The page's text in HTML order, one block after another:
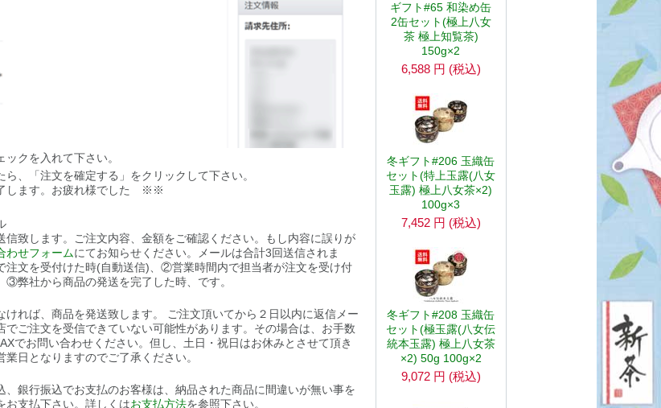
クを入れて下さい。
、「注文を確定する」をクリックして下さい。
ます。お疲れ様でした ※※
信致します。ご注文内容、金額をご確認ください。もし内容に誤りが
わせフォームにてお知らせください。メールは合計3回送信されま
文を受付けた時(自動送信)、②営業時間内で担当者が注文を受け付
③弊社から商品の発送を完了した時、です。
ければ、商品を発送致します。 ご注文頂いてから２日以内に返信メー
でご注文を受信できていない可能性があります。その場合は、お手数
でお問い合わせください。但し、土日・祝日はお休みとさせて頂き
業日となりますのでご了承ください。
、銀行振込でお支払のお客様は、納品された商品に間違いが無い事を
お支払下さい。詳しくはお支払方法を参照下さい。
ギフト#65 和染め缶
2缶セット(極上八女
茶 極上知覧茶)
150g×2
6,588 円 (税込)
冬ギフト#206 玉織缶
セット(特上玉露(八女
玉露) 極上八女茶×2)
100g×3
7,452 円 (税込)
冬ギフト#208 玉織缶
セット(極玉露(八女伝
統本玉露) 極上八女茶
×2) 50g 100g×2
9,072 円 (税込)